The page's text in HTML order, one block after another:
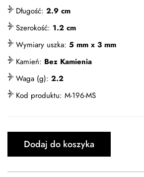
Długość: 2.9 cm
Szerokość: 1.2 cm
Wymiary uszka: 5 mm x 3 mm
Kamień: Bez Kamienia
Waga (g): 2.2
Kod produktu: M-196-MS
Dodaj do koszyka